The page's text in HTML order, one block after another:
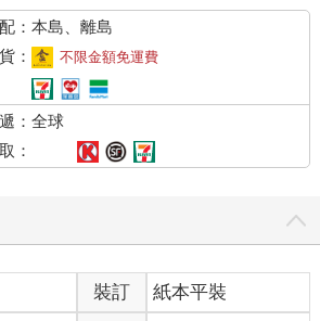
：本島、離島
：
不限金額免運費
：全球
：
裝訂
紙本平裝